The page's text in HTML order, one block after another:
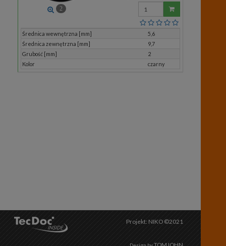
2
Wprowadź
ilość
Średnica wewnętrzna [mm]
5,6
Średnica zewnętrzna [mm]
9,7
Grubość [mm]
2
Kolor
czarny
Projekt: NIKO ©2021